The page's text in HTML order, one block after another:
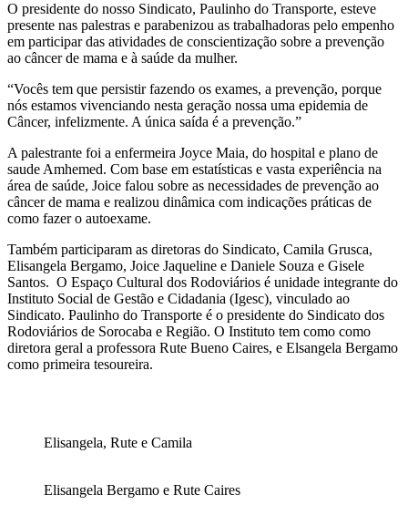
O presidente do nosso Sindicato, Paulinho do Transporte, esteve
presente nas palestras e parabenizou as trabalhadoras pelo empenho
em participar das atividades de conscientização sobre a prevenção
ao câncer de mama e à saúde da mulher.
“Vocês tem que persistir fazendo os exames, a prevenção, porque
nós estamos vivenciando nesta geração nossa uma epidemia de
Câncer, infelizmente. A única saída é a prevenção.”
A palestrante foi a enfermeira Joyce Maia, do hospital e plano de
saude Amhemed. Com base em estatísticas e vasta experiência na
área de saúde, Joice falou sobre as necessidades de prevenção ao
câncer de mama e realizou dinâmica com indicações práticas de
como fazer o autoexame.
Também participaram as diretoras do Sindicato, Camila Grusca,
Elisangela Bergamo, Joice Jaqueline e Daniele Souza e Gisele
Santos. O Espaço Cultural dos Rodoviários é unidade integrante do
Instituto Social de Gestão e Cidadania (Igesc), vinculado ao
Sindicato. Paulinho do Transporte é o presidente do Sindicato dos
Rodoviários de Sorocaba e Região. O Instituto tem como como
diretora geral a professora Rute Bueno Caires, e Elsangela Bergamo
como primeira tesoureira.
Elisangela, Rute e Camila
Elisangela Bergamo e Rute Caires